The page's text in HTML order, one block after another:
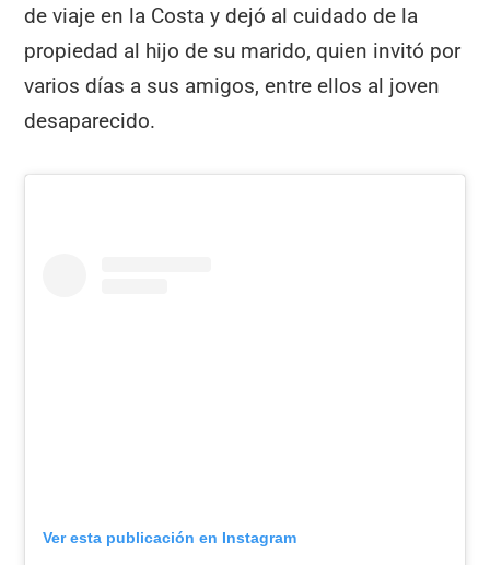
de viaje en la Costa y dejó al cuidado de la
propiedad al hijo de su marido, quien invitó por
varios días a sus amigos, entre ellos al joven
desaparecido.
Ver esta publicación en Instagram